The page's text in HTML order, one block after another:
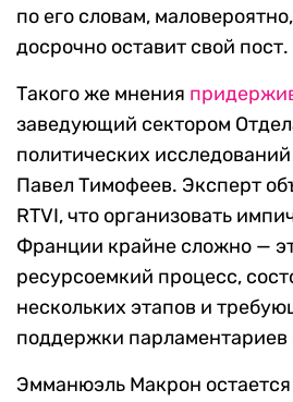
по его словам,
досрочно оставит свой пост.
Такого же мнения
заведующий сектором
политических
Павел Тимофеев. Эксперт
RTVI, что организовать
Франции крайне сложно —
ресурсоемкий процесс,
нескольких этапов и
поддержки парламентариев
Эмманюэль Макрон остается